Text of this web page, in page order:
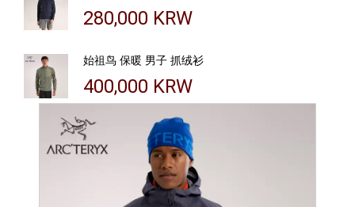
280,000 KRW
始祖鸟 保暖 男子 抓绒衫
400,000 KRW